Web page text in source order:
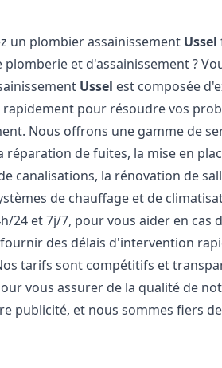
un plombier assainissement Ussel
plomberie et d'assainissement ?
Ussel est composée
pour résoudre vos
Nous offrons une gamme de
réparation de fuites, la mise en
canalisations, la rénovation de
de chauffage et de
24 et 7j/7, pour vous aider en cas
des délais d'intervention
tarifs sont compétitifs et
vous assurer de la qualité de
publicité, et nous sommes fiers